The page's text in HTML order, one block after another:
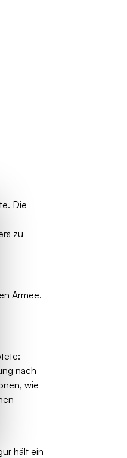
Die
zu
Armee.
nach
wie
hält ein